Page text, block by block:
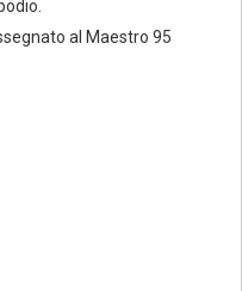
al Maestro 95